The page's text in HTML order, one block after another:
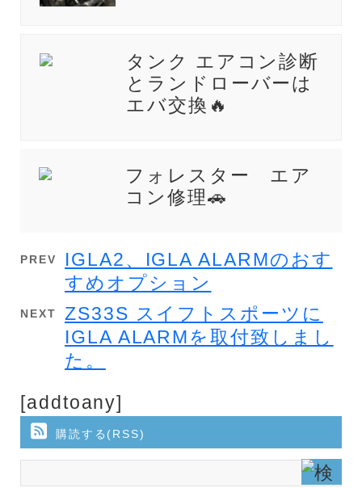
タンク エアコン診断
とランドローバーは
エバ交換🔥
フォレスター エア
コン修理🚗
PREV
IGLA2、IGLA ALARMのおす
すめオプション
NEXT
ZS33S スイフトスポーツに
IGLA ALARMを取付致しまし
た。
[addtoany]
購読する(RSS)